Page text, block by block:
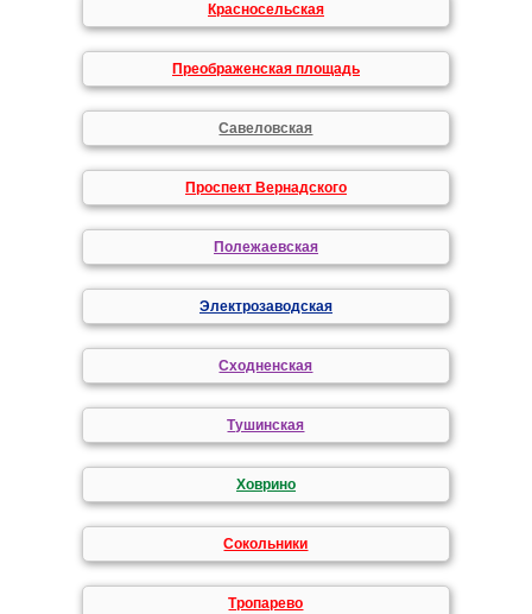
Красносельская
Преображенская площадь
Савеловская
Проспект Вернадского
Полежаевская
Электрозаводская
Сходненская
Тушинская
Ховрино
Сокольники
Тропарево